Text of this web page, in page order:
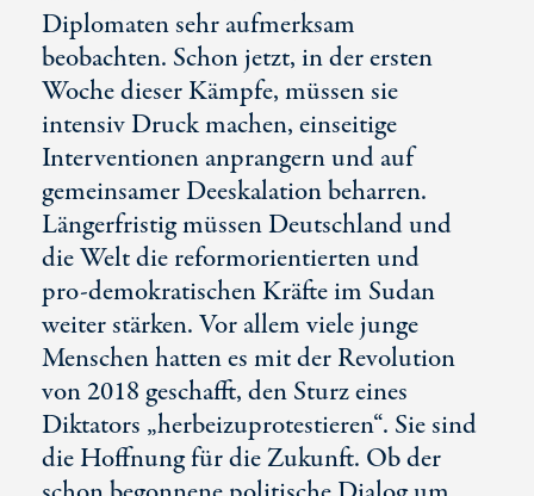
Diplomaten sehr aufmerksam
beobachten. Schon jetzt, in der ersten
Woche dieser Kämpfe, müssen sie
intensiv Druck machen, einseitige
Interventionen anprangern und auf
gemeinsamer Deeskalation beharren.
Längerfristig müssen Deutschland und
die Welt die reformorientierten und
pro-demokratischenKräfte im Sudan
weiter stärken. Vor allem viele junge
Menschen hatten es mit der Revolution
von 2018 geschafft, den Sturz eines
Diktators „herbeizuprotestieren“. Sie sind
die Hoffnung für die Zukunft. Ob der